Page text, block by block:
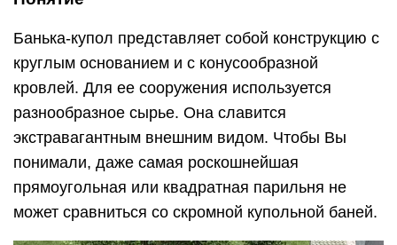
Банька-купол представляет собой конструкцию с
круглым основанием и с конусообразной
кровлей. Для ее сооружения используется
разнообразное сырье. Она славится
экстравагантным внешним видом. Чтобы Вы
понимали, даже самая роскошнейшая
прямоугольная или квадратная парильня не
может сравниться со скромной купольной баней.